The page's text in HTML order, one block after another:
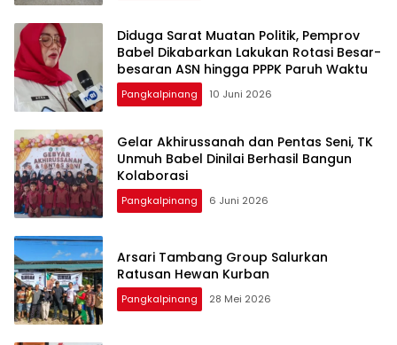
‎Diduga Sarat Muatan Politik, Pemprov
Babel Dikabarkan Lakukan Rotasi Besar-
Pangkalpinang 10 Juni 2026
‎Gelar Akhirussanah dan Pentas Seni, TK
Unmuh Babel Dinilai Berhasil Bangun
Pangkalpinang 6 Juni 2026
‎Arsari Tambang Group Salurkan
Ratusan Hewan Kurban
Pangkalpinang 28 Mei 2026